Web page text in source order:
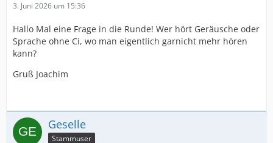
3. Juni 2026 um 15:36
Hallo Mal eine Frage in die Runde! Wer hört Geräusche oder
Sprache ohne Ci, wo man eigentlich garnicht mehr hören
kann?
Gruß Joachim
Geselle
Stammuser